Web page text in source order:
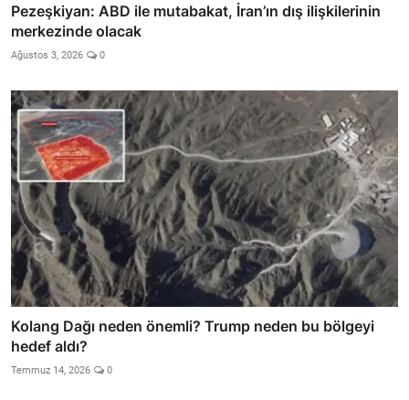
Pezeşkiyan: ABD ile mutabakat, İran’ın dış ilişkilerinin
merkezinde olacak
Ağustos 3, 2026 0
Kolang Dağı neden önemli? Trump neden bu bölgeyi
hedef aldı?
Temmuz 14, 2026 0